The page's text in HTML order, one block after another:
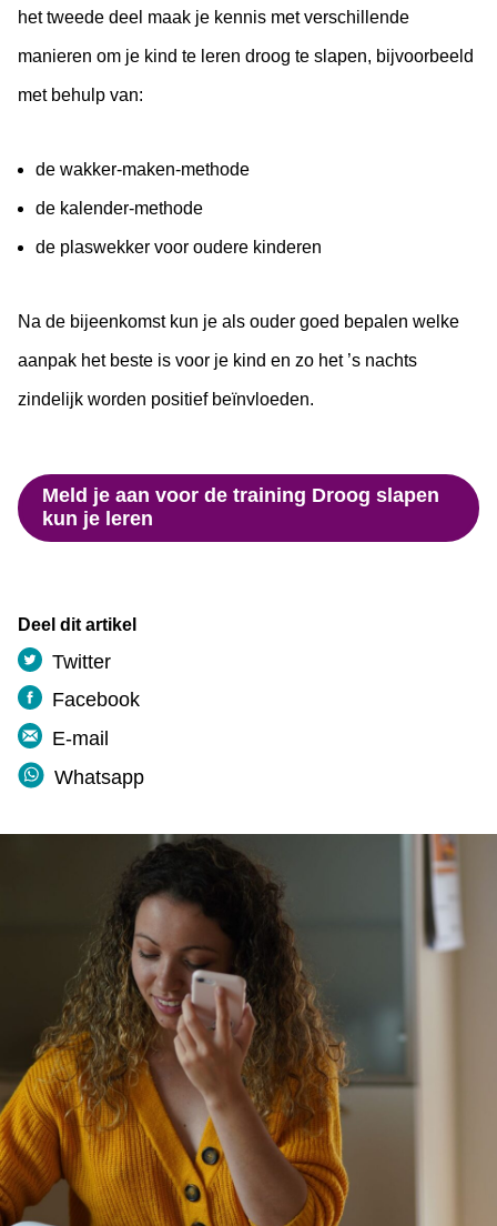
het tweede deel maak je kennis met verschillende
manieren om je kind te leren droog te slapen, bijvoorbeeld
met behulp van:
de wakker-maken-methode
de kalender-methode
de plaswekker voor oudere kinderen
Na de bijeenkomst kun je als ouder goed bepalen welke
aanpak het beste is voor je kind en zo het ’s nachts
zindelijk worden positief beïnvloeden.
Meld je aan voor de training Droog slapen
kun je leren
Deel dit artikel
Twitter
Facebook
E-mail
Whatsapp